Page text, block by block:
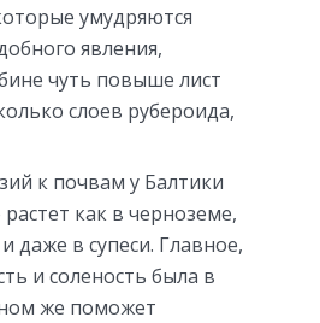
умудряются
явления,
чуть повыше лист
слоев рубероида,
к почвам у Балтики
как в черноземе,
даже в супеси. Главное,
и соленость была в
же поможет